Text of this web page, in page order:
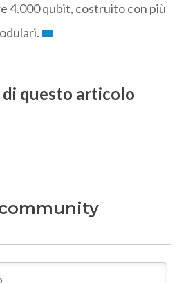
4.000 qubit, costruito con più
questo articolo